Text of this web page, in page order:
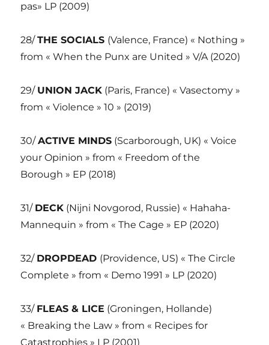
pas» LP (2009)
28/THE SOCIALS (Valence, France) « Nothing »
from « When the Punx are United » V/A (2020)
29/ UNION JACK (Paris, France) « Vasectomy »
from « Violence » 10 » (2019)
30/ACTIVE MINDS (Scarborough, UK) « Voice
your Opinion » from « Freedom of the
Borough » EP (2018)
31/ DECK (Nijni Novgorod, Russie) « Hahaha-
Mannequin » from « The Cage » EP (2020)
32/ DROPDEAD (Providence, US) « The Circle
Complete » from « Demo 1991 » LP (2020)
33/ FLEAS & LICE (Groningen, Hollande)
« Breaking the Law » from « Recipes for
Catastrophies » LP (2001)